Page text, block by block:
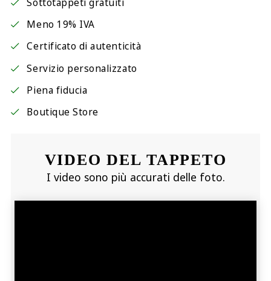
Sottotappeti gratuiti
Meno 19% IVA
Certificato di autenticità
Servizio personalizzato
Piena fiducia
Boutique Store
VIDEO DEL TAPPETO
I video sono più accurati delle foto.